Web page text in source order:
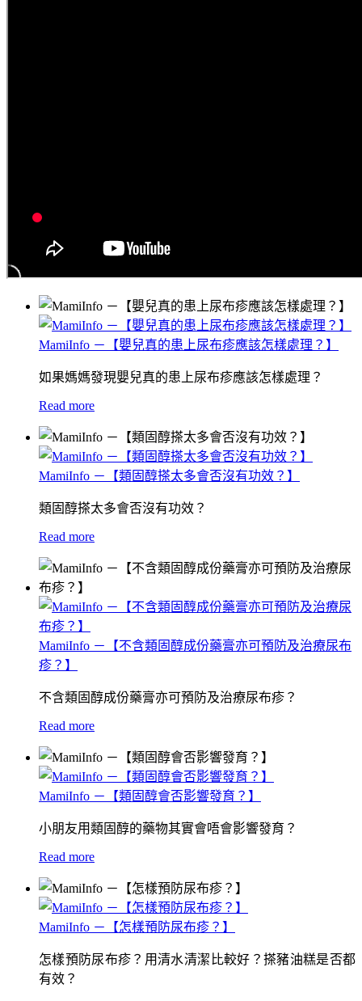
MamiInfo －【嬰兒真的患上尿布疹應該怎樣處理？】
如果媽媽發現嬰兒真的患上尿布疹應該怎樣處理？
Read more
MamiInfo －【類固醇搽太多會否沒有功效？】
類固醇搽太多會否沒有功效？
Read more
MamiInfo －【不含類固醇成份藥膏亦可預防及治療尿布
疹？】
不含類固醇成份藥膏亦可預防及治療尿布疹？
Read more
MamiInfo －【類固醇會否影響發育？】
小朋友用類固醇的藥物其實會唔會影響發育？
Read more
MamiInfo －【怎樣預防尿布疹？】
怎樣預防尿布疹？用清水清潔比較好？搽豬油糕是否都
有效？